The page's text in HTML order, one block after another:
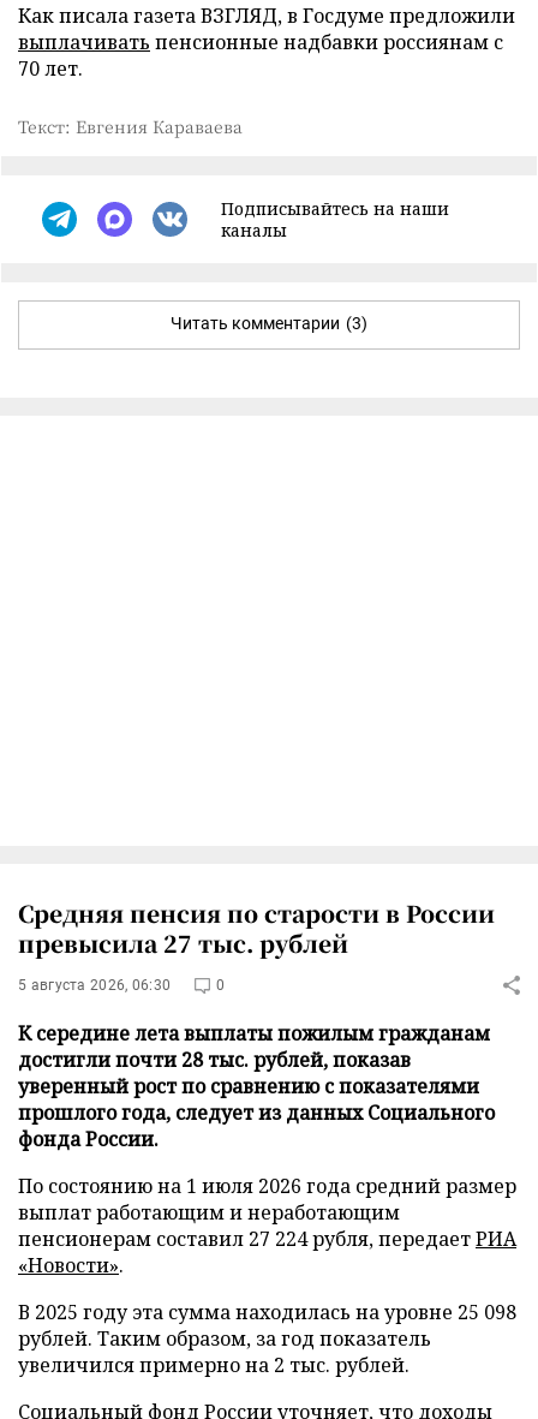
Как писала газета ВЗГЛЯД, в Госдуме предложили
выплачивать пенсионные надбавки россиянам с
70 лет.
Текст: Евгения Караваева
Подписывайтесь на наши
каналы
Читать комментарии (3)
Средняя пенсия по старости в России
превысила 27 тыс. рублей
5 августа 2026, 06:30 0
К середине лета выплаты пожилым гражданам
достигли почти 28 тыс. рублей, показав
уверенный рост по сравнению с показателями
прошлого года, следует из данных Социального
фонда России.
По состоянию на 1 июля 2026 года средний размер
выплат работающим и неработающим
пенсионерам составил 27 224 рубля, передаетРИА
«Новости».
В 2025 году эта сумма находилась на уровне 25 098
рублей. Таким образом, за год показатель
увеличился примерно на 2 тыс. рублей.
Социальный фонд России уточняет, что доходы